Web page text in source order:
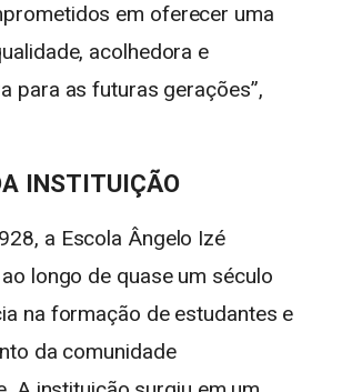
em oferecer uma
acolhedora e
para as futuras gerações”,
INSTITUIÇÃO
a Escola Ângelo Izé
longo de quase um século
na formação de estudantes e
da comunidade